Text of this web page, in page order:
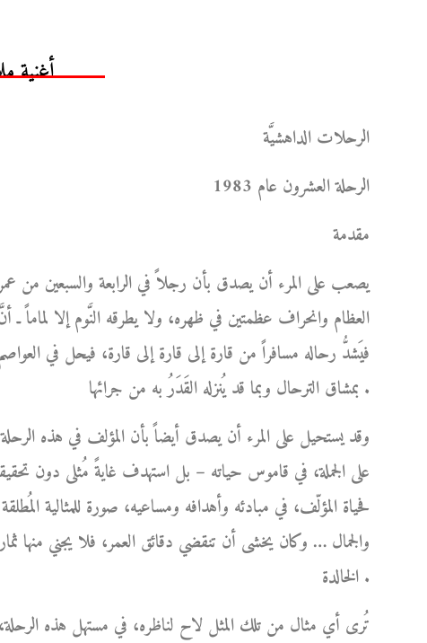
أغنية
الرحلات الداهشيَّة
الرحلة العشرون عام 1983
مقدمة
يصعب على المرء أن يصدق بأن رجلاً في الرابعة والسبعين من
العظام وانحراف عظمتين في ظهره، ولا يطرقه النَّوم إلا لماماً
فيَشدُّ رحاله مسافراً من قارة إلى قارة إلى قارة، فيحل في
بمشاق الترحال وبما قد يُنزله القَدَرُ به من جرائها .
وقد يستحيل على المرء أن يصدق أيضاً بأن المؤلف في هذه
على الجملة، في قاموس حياته – بل استهدف غايةً مُثلى دون
فحياة المؤلّف، في مبادئه وأهدافه ومساعيه، صورة للمثالية
والجمال … وكان يخشى أن تنقضي دقائق العمر، فلا يجني منها
الخالدة .
تُرى أي مثال من تلك المثل لاح لناظره، في مستهل هذه